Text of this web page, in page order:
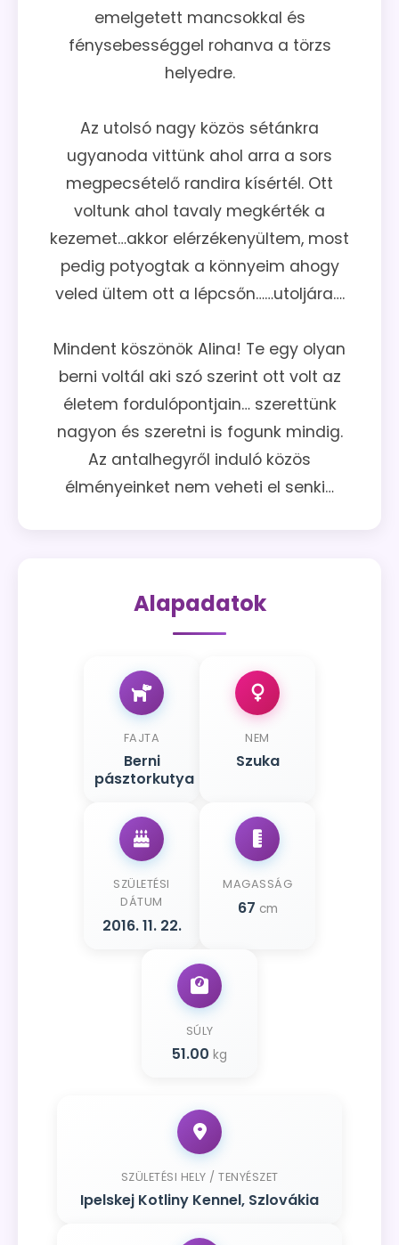
emelgetett mancsokkal és
fénysebességgel rohanva a törzs
helyedre.
Az utolsó nagy közös sétánkra
ugyanoda vittünk ahol arra a sors
megpecsételő randira kísértél. Ott
voltunk ahol tavaly megkérték a
kezemet…akkor elérzékenyültem, most
pedig potyogtak a könnyeim ahogy
veled ültem ott a lépcsőn……utoljára….
Mindent köszönök Alina! Te egy olyan
berni voltál aki szó szerint ott volt az
életem fordulópontjain… szerettünk
nagyon és szeretni is fogunk mindig.
Az antalhegyről induló közös
élményeinket nem veheti el senki…
Alapadatok
FAJTA
Berni
pásztorkutya
NEM
Szuka
SZÜLETÉSI
DÁTUM
2016. 11. 22.
MAGASSÁG
67 cm
SÚLY
51.00 kg
SZÜLETÉSI HELY / TENYÉSZET
Ipelskej Kotliny Kennel, Szlovákia